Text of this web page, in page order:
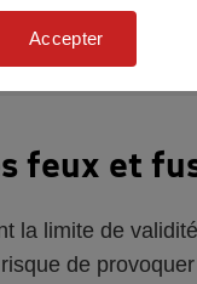
feux et
la limite de
de
Accepter